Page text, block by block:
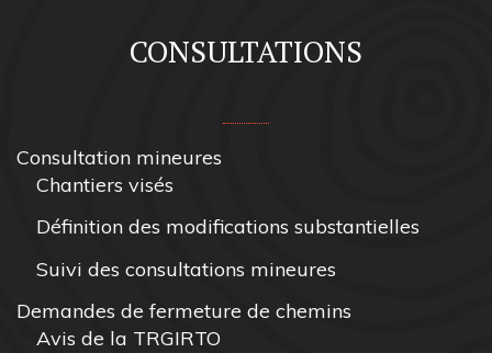
CONSULTATIONS
Consultation mineures
Chantiers visés
Définition des modifications substantielles
Suivi des consultations mineures
Demandes de fermeture de chemins
Avis de la TRGIRTO